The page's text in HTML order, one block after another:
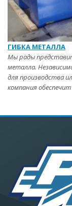
ГИБКА МЕТАЛЛА
Мы рады
металла.
для производства
компания